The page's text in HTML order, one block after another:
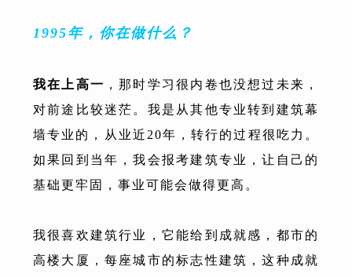
1995年，你在做什么？
我在上高一 ，那时学习很内卷也没想过未来，
对前途比较迷茫。我是从其他专业转到建筑幕
墙专业的，从业近20年，转行的过程很吃力。
如果回到当年，我会报考建筑专业，让自己的
基础更牢固，事业可能会做得更高。
我很喜欢建筑行业，它能给到成就感，都市的
高楼大厦，每座城市的标志性建筑，这种成就